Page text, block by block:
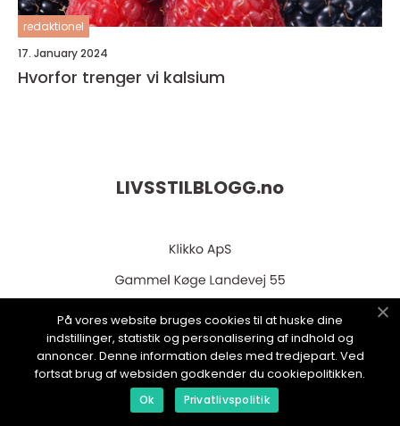
redaktionel
17. January 2024
Hvorfor trenger vi kalsium
LIVSSTILBLOGG.no
web: www.klikko.dk
På vores website bruges cookies til at huske dine
indstillinger, statistik og personalisering af indhold og
annoncer. Denne information deles med tredjepart. Ved
fortsat brug af websiden godkender du cookiepolitikken.
Ok Privatlivspolitik